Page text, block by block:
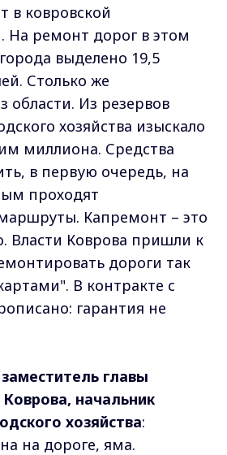
в ковровской
На ремонт дорог в этом
выделено 19,5
Столько же
области. Из резервов
хозяйства изыскало
миллиона. Средства
в первую очередь, на
проходят
Капремонт – это
Власти Коврова пришли к
дороги так
В контракте с
гарантия не
главы
начальник
хозяйства:
на дороге, яма.